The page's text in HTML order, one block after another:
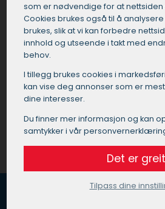
Å investere i tjenester fra en
Kvinnherad betyr også at
vanlige fallgruvene som kan
prosjektet selv eller ved å
Få et tilbud på maler i
som er nødvendige for at nettsiden
Cookies brukes også til å
brukes, slik at vi kan forbedre
innhold og utseende i takt med
behov.
I tillegg brukes cookies i
kan vise deg annonser som er
dine interesser.
Du finner mer informasjon og kan
samtykker i vår
Det er greit
Tilpass dine